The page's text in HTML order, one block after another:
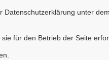
unter
für den Betrieb der Seite
Neu eingestellte Dateien